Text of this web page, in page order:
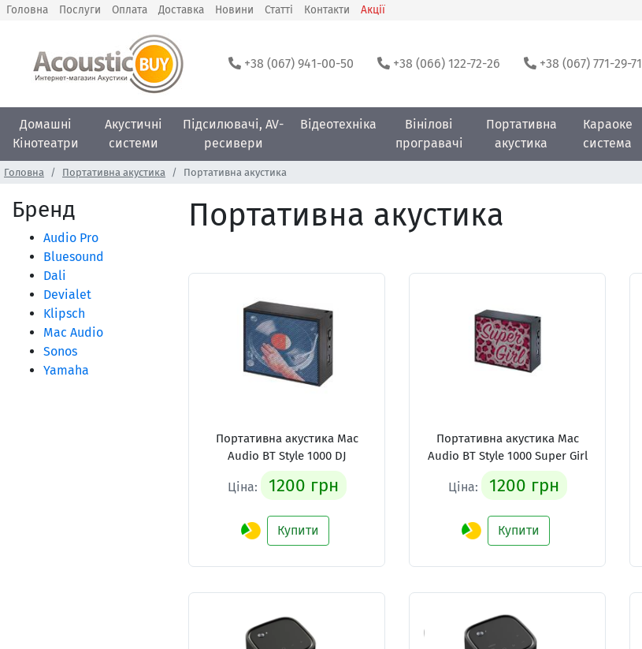
Головна Послуги Оплата Доставка Новини Статті Контакти Акції
+38 (067) 941-00-50 +38 (066) 122-72-26 +38 (067) 771-29-71
Домашні
Кінотеатри
Акустичні
системи
Підсилювачі, AV-
ресивери
Відеотехніка
Вінілові
програвачі
Портативна
акустика
Караоке
система
Головна Портативна акустика Портативна акустика
Бренд
Audio Pro
Bluesound
Dali
Devialet
Klipsch
Mac Audio
Sonos
Yamaha
Портативна акустика
Портативна акустика Mac
Audio BT Style 1000 DJ
Ціна: 1200 грн
Купити
Портативна акустика Mac
Audio BT Style 1000 Super Girl
Ціна: 1200 грн
Купити